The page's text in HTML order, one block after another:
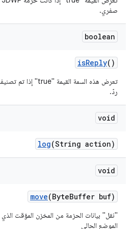
صفري.
boolean
isReply()
ردّ.
void
log(String action)
void
move(ByteBuffer buf)
الموضع الحالي